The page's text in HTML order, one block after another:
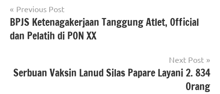
Navigasi
pos
Previous Post
BPJS Ketenagakerjaan Tanggung Atlet, Official
dan Pelatih di PON XX
Next Post
Serbuan Vaksin Lanud Silas Papare Layani 2. 834
Orang